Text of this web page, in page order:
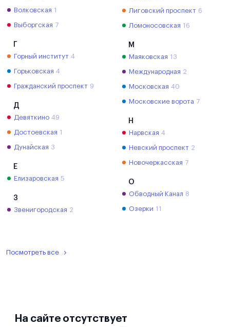
Волковская 1
Выборгская 7
Г
Горный институт 4
Горьковская 4
Гражданский проспект 9
Д
Девяткино 49
Достоевская 1
Дунайская 3
Е
Елизаровская 5
З
Звенигородская 2
Лиговский проспект 6
Ломоносовская 16
М
Маяковская 13
Международная 2
Московская 40
Московские ворота 7
Н
Нарвская 4
Невский проспект 2
Новочеркасская 7
О
Обводный Канал 8
Озерки 11
Посмотреть все
На сайте отсутствует